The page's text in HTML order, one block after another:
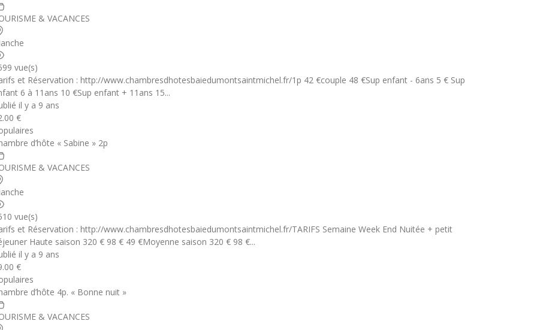
& VACANCES
vue(s)
et Réservation : http://www.chambresdhotesbaiedumontsaintmichel.fr/1p 42 €couple 48 €Sup enfant - 6ans 5 € Sup
6 à 11ans 10 €Sup enfant + 11ans 15...
il y a 9 ans
€
d’hôte « Sabine » 2p
& VACANCES
vue(s)
et Réservation : http://www.chambresdhotesbaiedumontsaintmichel.fr/TARIFS Semaine Week End Nuitée + petit
Haute saison 320 € 98 € 49 €Moyenne saison 320 € 98 €...
il y a 9 ans
€
d’hôte 4p. « Bonne nuit »
& VACANCES